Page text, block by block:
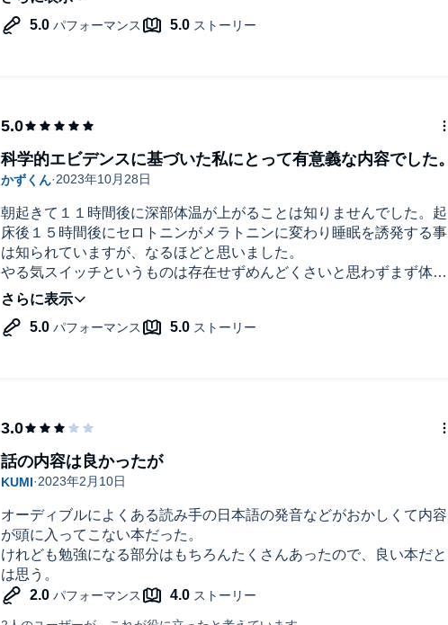
していくことを学びました。
朝起きて１１時間後に深部体温が上がることは知りませんでした。起
床後１５時間後にセロトニンがメラトニンに変わり睡眠を誘発する事
は知られていますが、なるほどと思いました。
やる気スイッチというものは存在せずめんどくさいと思わずまず体を
動かす事そして手で触る事これは目からウロコでしたね。クレペリン
の
唱えた作業興奮は脳の側坐核を刺激しドーパミンが出てやる気が出て
科学的エビデンスに基づいた私にとって有意義な内容でした。
オーディブルによくある読み手の日本語の発音などがおかしくて内容
が頭に入ってこない本だった。
けれども勉強になる部分はもちろんたくさんあったので、良い本だと
は思う。
話の内容は良かったが